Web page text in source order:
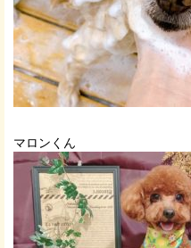
マロンくん